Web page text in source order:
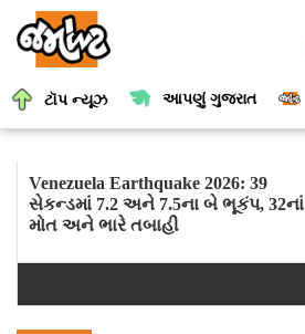
ટૉપ ન્યૂઝ આપણું ગુજરાત
Venezuela Earthquake 2026: 39
સેકન્ડમાં 7.2 અને 7.5ના બે ભૂકંપ, 32નાં
મોત અને ભારે તબાહી